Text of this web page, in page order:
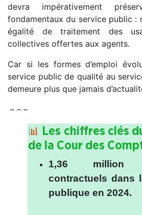
devra impérativement
fondamentaux du service public :
égalité de traitement des
collectives offertes aux agents.
Car si les formes d’emploi
service public de qualité au
demeure plus que jamais
– – –
📊
Les chiffres clés
de la Cour des
1,36 million
contractuels dans
publique en 2024.